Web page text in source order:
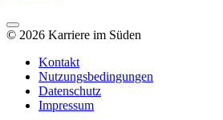
© 2026 Karriere im Süden
Kontakt
Nutzungsbedingungen
Datenschutz
Impressum